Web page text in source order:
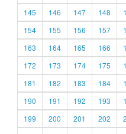
145
146 147 148
154
155 156 157
163
164 165 166
172
173 174 175
181
182 183 184
190
191 192 193
199
200 201 202